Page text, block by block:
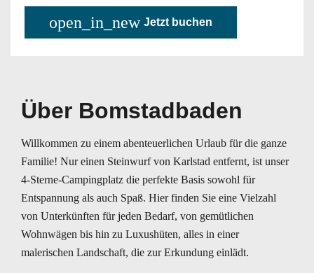
open_in_new Jetzt buchen
Über Bomstadbaden
Willkommen zu einem abenteuerlichen Urlaub für die ganze
Familie! Nur einen Steinwurf von Karlstad entfernt, ist unser
4-Sterne-Campingplatz die perfekte Basis sowohl für
Entspannung als auch Spaß. Hier finden Sie eine Vielzahl
von Unterkünften für jeden Bedarf, von gemütlichen
Wohnwägen bis hin zu Luxushüten, alles in einer
malerischen Landschaft, die zur Erkundung einlädt.